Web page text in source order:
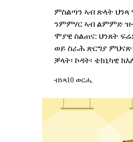
ምስልጣን ኣብ ጽላት ህንጻ
ንምምሃር ኣብ ልምምድ
ሞያዊ ስልጠና: ህንጸት
ወይ ስራሕ ጽርግያ
ቓላት፡ ኮዳት፡ ቴክኒካዊ
ብነጻ10 ወርሒ